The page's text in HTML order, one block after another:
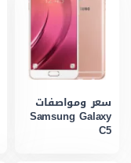
سعر ومواصفات
Samsung Galaxy
C5